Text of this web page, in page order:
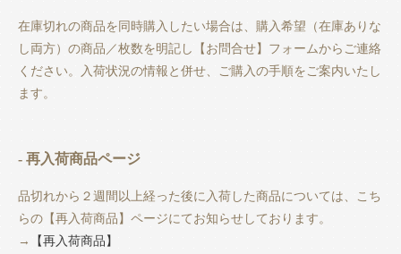
在庫切れの商品を同時購入したい場合は、購入希望（在庫ありな
し両方）の商品／枚数を明記し【お問合せ】フォームからご連絡
ください。入荷状況の情報と併せ、ご購入の手順をご案内いたし
ます。
- 再入荷商品ページ
品切れから２週間以上経った後に入荷した商品については、こち
らの【再入荷商品】ページにてお知らせしております。
→
【再入荷商品】